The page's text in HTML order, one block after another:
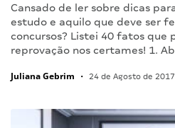
Cansado de ler sobre dicas
estudo e aquilo que deve ser
concursos? Listei 40 fatos que
reprovação nos certames! 1.
Juliana Gebrim • 24 de Agosto de 2017